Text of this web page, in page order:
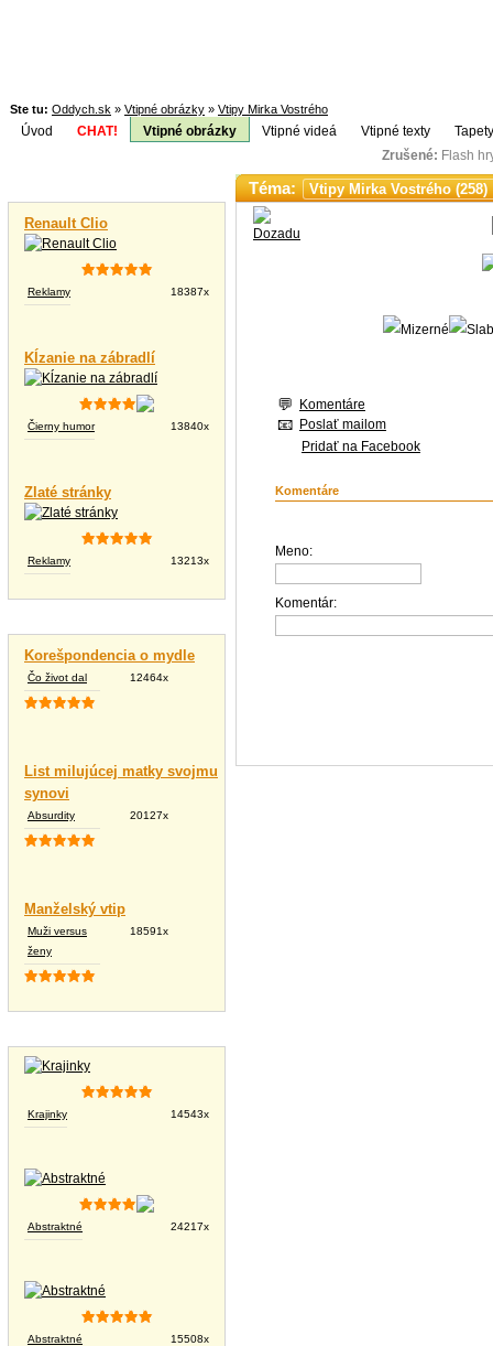
Ste tu: Oddych.sk » Vtipné obrázky » Vtipy Mirka Vostrého
Úvod CHAT! Vtipné obrázky Vtipné videá Vtipné texty
Zrušené: Flash
Renault Clio
Reklamy 18387x
Kĺzanie na zábradlí
Čierny humor 13840x
Zlaté stránky
Reklamy 13213x
Korešpondencia o mydle
Čo život dal 12464x
List milujúcej matky svojmu
synovi
Absurdity 20127x
Manželský vtip
Muži versus
ženy
18591x
Krajinky 14543x
Abstraktné 24217x
Abstraktné 15508x
Téma:
Komentáre
Poslať mailom
Pridať na Facebook
Komentáre
Meno:
Komentár: